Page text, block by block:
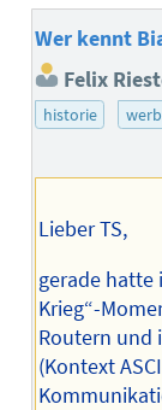
Wer kennt
Felix
historie
Lieber TS,
gerade hatte
Krieg“-
Routern und
(Kontext